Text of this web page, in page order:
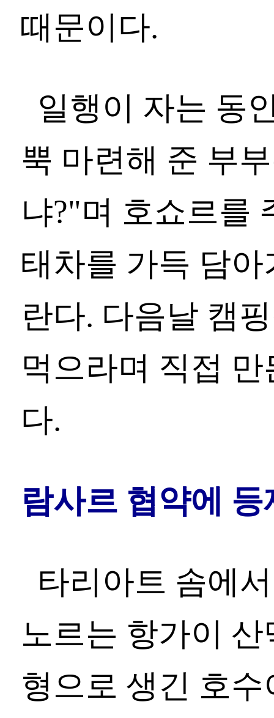
때문이다.
일행이 자는 동
뿍 마련해 준 부
냐?"며 호쇼르를
태차를 가득 담
란다. 다음날 캠
먹으라며 직접
다.
람사르 협약에
타리아트 솜에
노르는 항가이
형으로 생긴 호